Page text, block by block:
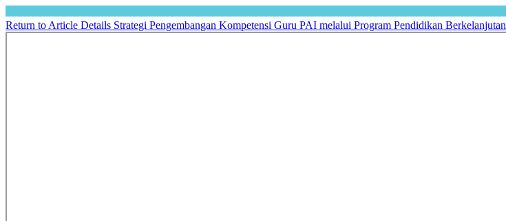
Return to Article Details Strategi Pengembangan Kompetensi Guru PAI melalui Program Pendidikan Berkelanjutan